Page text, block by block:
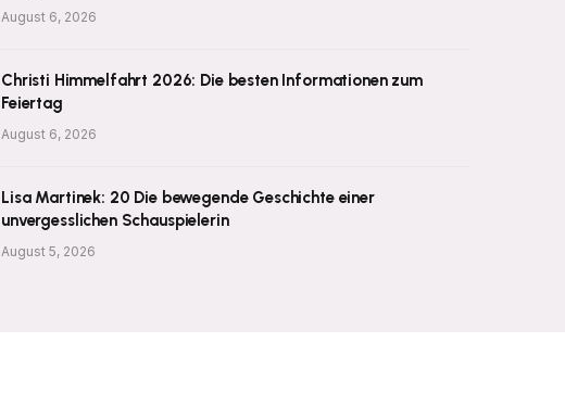
August 6, 2026
Christi Himmelfahrt 2026: Die besten Informationen zum
Feiertag
August 6, 2026
Lisa Martinek: 20 Die bewegende Geschichte einer
unvergesslichen Schauspielerin
August 5, 2026